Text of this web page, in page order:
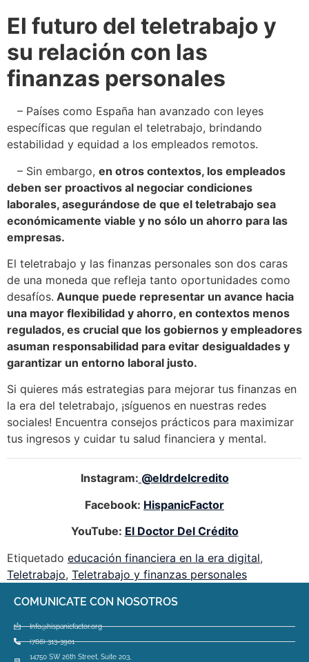
El futuro del teletrabajo y
su relación con las
finanzas personales
– Países como España han avanzado con leyes
específicas que regulan el teletrabajo, brindando
estabilidad y equidad a los empleados remotos.
– Sin embargo, en otros contextos, los empleados
deben ser proactivos al negociar condiciones
laborales, asegurándose de que el teletrabajo sea
económicamente viable y no sólo un ahorro para las
empresas.
El teletrabajo y las finanzas personales son dos caras
de una moneda que refleja tanto oportunidades como
desafíos. Aunque puede representar un avance hacia
una mayor flexibilidad y ahorro, en contextos menos
regulados, es crucial que los gobiernos y empleadores
asuman responsabilidad para evitar desigualdades y
garantizar un entorno laboral justo.
Si quieres más estrategias para mejorar tus finanzas en
la era del teletrabajo, ¡síguenos en nuestras redes
sociales! Encuentra consejos prácticos para maximizar
tus ingresos y cuidar tu salud financiera y mental.
Instagram: @eldrdelcredito
Facebook: HispanicFactor
YouTube: El Doctor Del Crédito
Etiquetado educación financiera en la era digital,
Teletrabajo, Teletrabajo y finanzas personales
COMUNICATE CON NOSOTROS
Info@hispanicfactor.org
(786) 313-3901
14750 SW 26th Street, Suite 203,